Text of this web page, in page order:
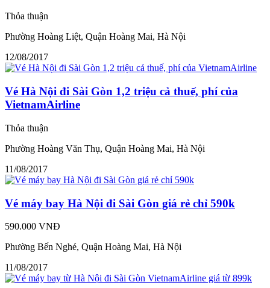
Thỏa thuận
Phường Hoàng Liệt, Quận Hoàng Mai, Hà Nội
12/08/2017
Vé Hà Nội đi Sài Gòn 1,2 triệu cả thuế, phí của
VietnamAirline
Thỏa thuận
Phường Hoàng Văn Thụ, Quận Hoàng Mai, Hà Nội
11/08/2017
Vé máy bay Hà Nội đi Sài Gòn giá rẻ chỉ 590k
590.000 VNĐ
Phường Bến Nghé, Quận Hoàng Mai, Hà Nội
11/08/2017